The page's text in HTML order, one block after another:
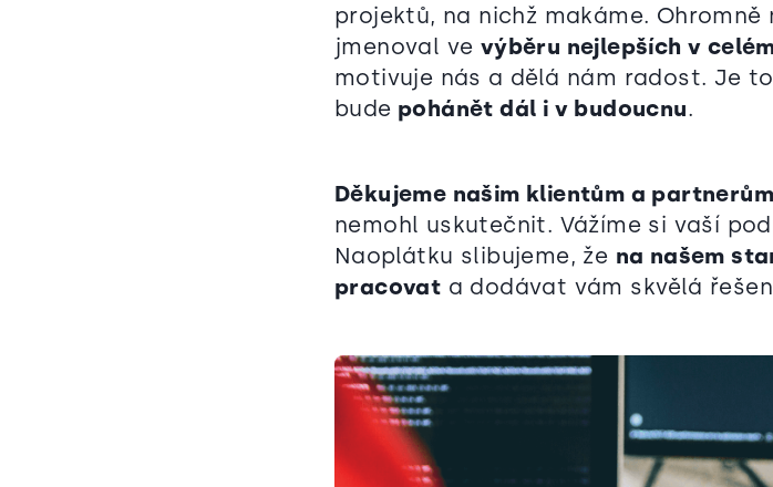
projektů, na nichž makáme.
jmenoval ve výběru nejlepších v
motivuje nás a dělá nám radost. Je
bude pohánět dál i v budoucnu.
Děkujeme našim klientům a partnerům
nemohl uskutečnit. Vážíme si vaší
Naoplátku slibujeme, že na našem
pracovat a dodávat vám skvělá